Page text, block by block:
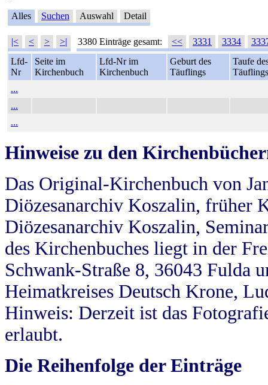
Alles Suchen Auswahl Detail
|< < > >| 3380 Einträge gesamt: << 3331 3334
Lfd-
Nr
Seite im
Kirchenbuch
Lfd-Nr im
Kirchenbuch
Geburt des
Täuflings
Taufe
Täuflings
...
...
...
Hinweise zu den
Das Original-Kirchenbuch von
Diözesanarchiv Koszalin, früher
Diözesanarchiv Koszalin,
des Kirchenbuches liegt in der
Schwank-Straße 8, 36043 Fulda
Heimatkreises Deutsch Krone,
Hinweis: Derzeit ist das
erlaubt.
Die Reihenfolge der Einträge